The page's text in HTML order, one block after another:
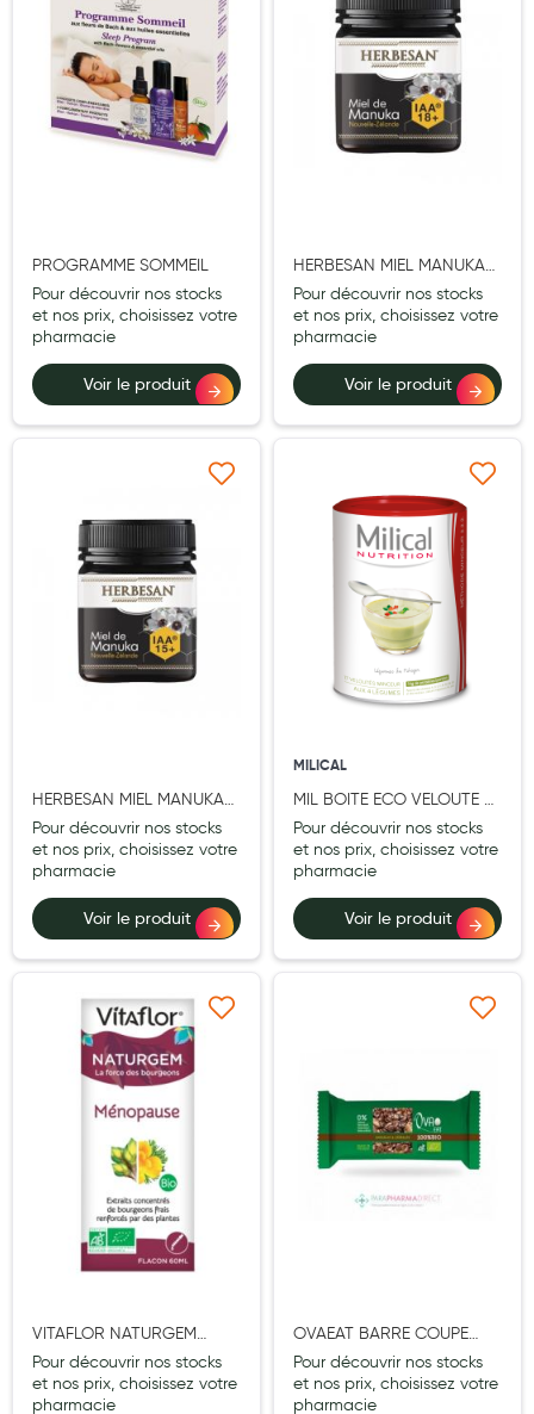
Gemmothérapie
Confiserie
Voies respiratoires
Oligothérapie
Premiers soins
Pansements
Hygiène nasale
Antibactériens
Solaire et moustique
Piqûres insectes
Appareils
Accessoires pieds et semelles
Soins ORL
Douleurs articulaires et musculaires
Santé séniors
Anti acariens, anti gale, anti tiques, insectifuges
Vétérinaire
Incontinence
Protections auditives
Piluliers
Matériel medical
PROGRAMME SOMMEIL
Pour découvrir nos stocks
et nos prix, choisissez votre
pharmacie
Voir le produit
HERBESAN MIEL MANUKA
IAA18+ 250G
Pour découvrir nos stocks
et nos prix, choisissez votre
pharmacie
Voir le produit
HERBESAN MIEL MANUKA
IAA15+ 250G
Pour découvrir nos stocks
et nos prix, choisissez votre
pharmacie
Voir le produit
Ajouter à ma liste d’envie
MILICAL
MIL BOITE ECO VELOUTE 4
LEGUMES
Pour découvrir nos stocks
et nos prix, choisissez votre
pharmacie
Voir le produit
Ajouter à ma liste
VITAFLOR NATURGEM
MENOPAUSE BIO 60ML
Pour découvrir nos stocks
et nos prix, choisissez votre
pharmacie
Ajouter à ma liste d’envie
OVAEAT BARRE COUPE
FAIM CHOCOLAT
CEREALES BIO 45G
Pour découvrir nos stocks
et nos prix, choisissez votre
pharmacie
Ajouter à ma liste